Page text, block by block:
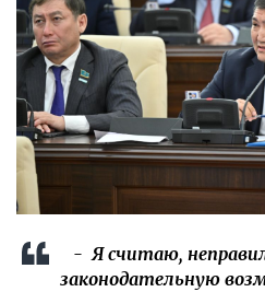
- Я считаю,
законодательную